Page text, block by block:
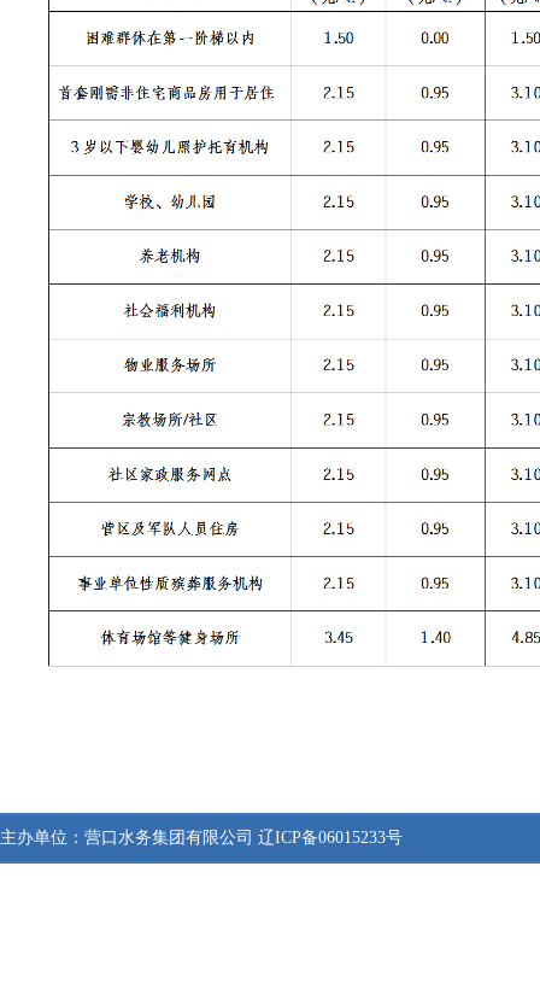
主办单位： 营口水务集团有限公司 辽ICP备06015233号